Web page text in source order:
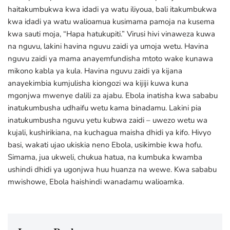
haitakumbukwa kwa idadi ya watu iliyoua, bali itakumbukwa
kwa idadi ya watu walioamua kusimama pamoja na kusema
kwa sauti moja, “Hapa hatukupiti.” Virusi hivi vinaweza kuwa
na nguvu, lakini havina nguvu zaidi ya umoja wetu. Havina
nguvu zaidi ya mama anayemfundisha mtoto wake kunawa
mikono kabla ya kula. Havina nguvu zaidi ya kijana
anayekimbia kumjulisha kiongozi wa kijiji kuwa kuna
mgonjwa mwenye dalili za ajabu. Ebola inatisha kwa sababu
inatukumbusha udhaifu wetu kama binadamu. Lakini pia
inatukumbusha nguvu yetu kubwa zaidi – uwezo wetu wa
kujali, kushirikiana, na kuchagua maisha dhidi ya kifo. Hivyo
basi, wakati ujao ukiskia neno Ebola, usikimbie kwa hofu.
Simama, jua ukweli, chukua hatua, na kumbuka kwamba
ushindi dhidi ya ugonjwa huu huanza na wewe. Kwa sababu
mwishowe, Ebola haishindi wanadamu walioamka.